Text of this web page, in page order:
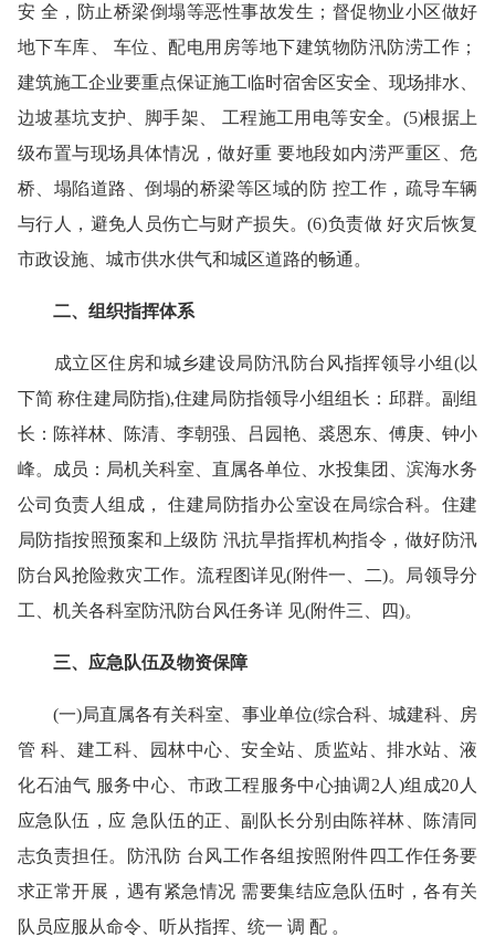
安 全，防止桥梁倒塌等恶性事故发生；督促物业小区做好
地下车库、 车位、配电用房等地下建筑物防汛防涝工作；
建筑施工企业要重点保证施工临时宿舍区安全、现场排水、
边坡基坑支护、脚手架、 工程施工用电等安全。(5)根据上
级布置与现场具体情况，做好重 要地段如内涝严重区、危
桥、塌陷道路、倒塌的桥梁等区域的防 控工作，疏导车辆
与行人，避免人员伤亡与财产损失。(6)负责做 好灾后恢复
市政设施、城市供水供气和城区道路的畅通。
二、组织指挥体系
成立区住房和城乡建设局防汛防台风指挥领导小组(以
下简 称住建局防指),住建局防指领导小组组长：邱群。副组
长：陈祥林、陈清、李朝强、吕园艳、裘恩东、傅庚、钟小
峰。成员：局机关科室、直属各单位、水投集团、滨海水务
公司负责人组成， 住建局防指办公室设在局综合科。住建
局防指按照预案和上级防 汛抗旱指挥机构指令，做好防汛
防台风抢险救灾工作。流程图详见(附件一、二)。局领导分
工、机关各科室防汛防台风任务详 见(附件三、四)。
三、应急队伍及物资保障
(一)局直属各有关科室、事业单位(综合科、城建科、房
管 科、建工科、园林中心、安全站、质监站、排水站、液
化石油气 服务中心、市政工程服务中心抽调2人)组成20人
应急队伍，应 急队伍的正、副队长分别由陈祥林、陈清同
志负责担任。防汛防 台风工作各组按照附件四工作任务要
求正常开展，遇有紧急情况 需要集结应急队伍时，各有关
队员应服从命令、听从指挥、统一 调 配 。